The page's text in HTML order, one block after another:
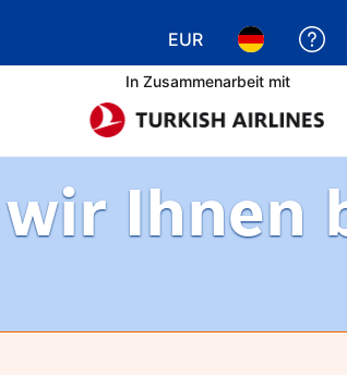
EUR
Wählen Sie Ihre
Wählen Sie
In Zusammenarbeit mit
Ihnen